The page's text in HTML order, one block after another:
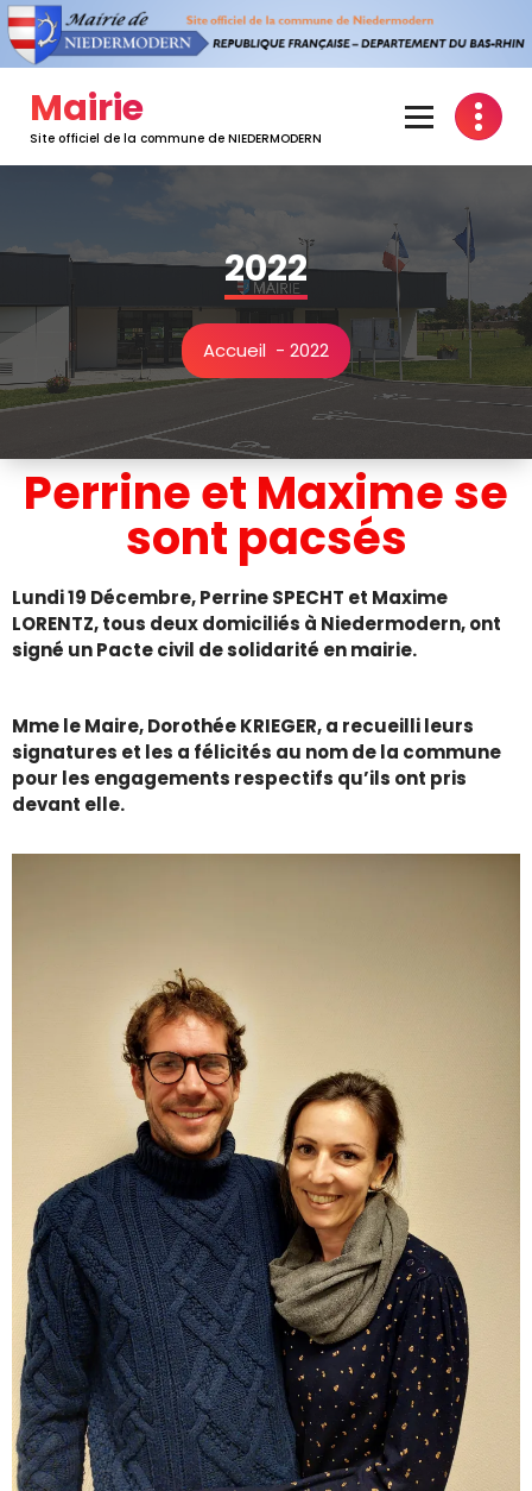
Mairie
Site officiel de la commune de NIEDERMODERN
2022
Accueil - 2022
Perrine et Maxime se
sont pacsés
Lundi 19 Décembre, Perrine SPECHT et Maxime
LORENTZ, tous deux domiciliés à Niedermodern, ont
signé un Pacte civil de solidarité en mairie.
Mme le Maire, Dorothée KRIEGER, a recueilli leurs
signatures et les a félicités au nom de la commune
pour les engagements respectifs qu’ils ont pris
devant elle.